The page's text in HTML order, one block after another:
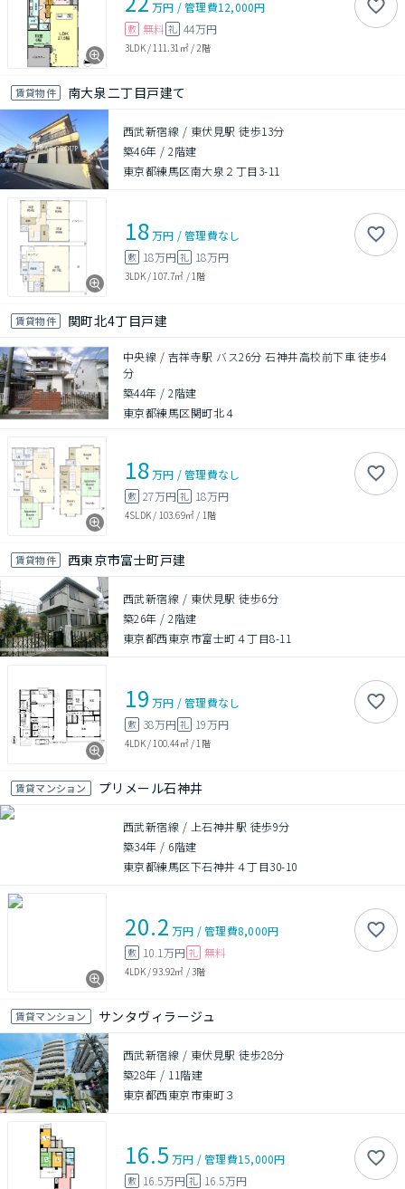
万円 /管理費12,000円
敷 無料 礼 44万円
3LDK/ 111.31㎡/ 2階
賃貸物件 南大泉二丁目戸建て
西武新宿線 / 東伏見駅 徒歩13分
築46年 /2階建
東京都練馬区南大泉２丁目3-11
18万円 /管理費なし
敷 18万円 礼 18万円
3LDK/ 107.7㎡ / 1階
賃貸物件 関町北4丁目戸建
中央線 / 吉祥寺駅 バス26分 石神井高校前下車 徒歩4
分
築44年 /2階建
東京都練馬区関町北４
18万円 /管理費なし
敷 27万円 礼 18万円
4SLDK / 103.69㎡ / 1階
賃貸物件 西東京市富士町戸建
西武新宿線 / 東伏見駅 徒歩6分
築26年 /2階建
東京都西東京市富士町４丁目8-11
19 万円 /管理費なし
敷 38万円 礼 19万円
4LDK/ 100.44㎡/ 1階
賃貸マンション プリメール石神井
西武新宿線 / 上石神井駅 徒歩9分
築34年 / 6階建
東京都練馬区下石神井４丁目30-10
20.2 万円 /管理費8,000円
敷 10.1万円 礼 無料
4LDK/93.92㎡ /3階
賃貸マンション サンタヴィラージュ
西武新宿線 / 東伏見駅 徒歩28分
築28年 / 11階建
東京都西東京市東町３
16.5 万円 /管理費15,000円
敷 16.5万円 礼 16.5万円